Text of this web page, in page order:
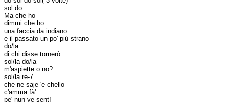
sol do
Ma che ho
dimmi che ho
una faccia da indiano
e il passato un po' più strano
do/la
di chi disse tornerò
sol/la do/la
m'aspiette o no?
sol/la re-7
che ne saje 'e chello
c'amma fà'
pe' nun ve sentì